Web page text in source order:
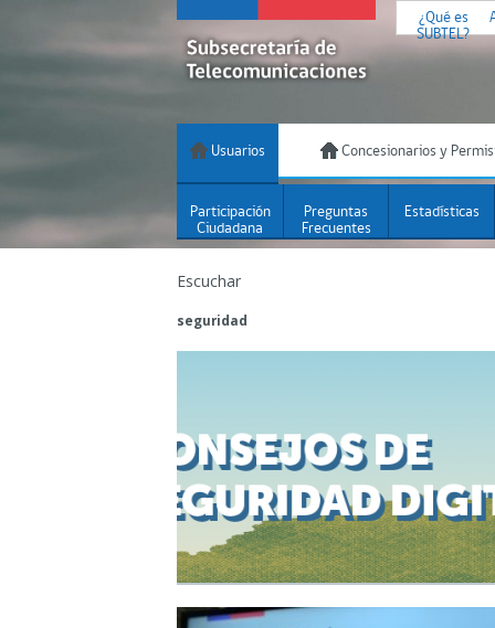
¿Qué es
SUBTEL?
Usuarios Concesionarios y
Participación
Ciudadana
Preguntas
Frecuentes
Estadísticas
Escuchar
seguridad